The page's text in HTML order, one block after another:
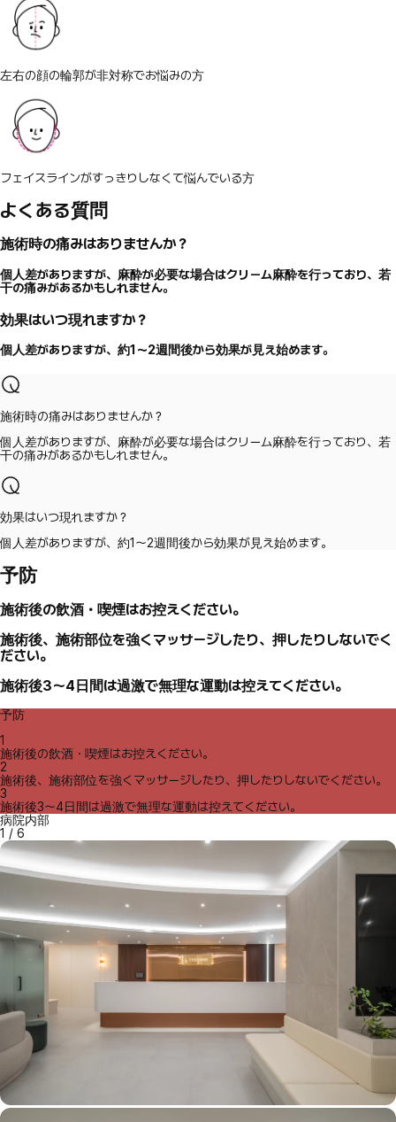
左右の顔の輪郭が非対称でお悩みの方
フェイスラインがすっきりしなくて悩んでいる方
よくある質問
施術時の痛みはありませんか？
個人差がありますが、麻酔が必要な場合はクリーム麻酔を行っており、若
干の痛みがあるかもしれません。
効果はいつ現れますか？
個人差がありますが、約1～2週間後から効果が見え始めます。
施術時の痛みはありませんか？
個人差がありますが、麻酔が必要な場合はクリーム麻酔を行っており、若
干の痛みがあるかもしれません。
効果はいつ現れますか？
個人差がありますが、約1～2週間後から効果が見え始めます。
予防
施術後の飲酒・喫煙はお控えください。
施術後、施術部位を強くマッサージしたり、押したりしないでく
ださい。
施術後3～4日間は過激で無理な運動は控えてください。
予防
1
施術後の飲酒・喫煙はお控えください。
2
施術後、施術部位を強くマッサージしたり、押したりしないでください。
3
施術後3～4日間は過激で無理な運動は控えてください。
病院内部
1 / 6